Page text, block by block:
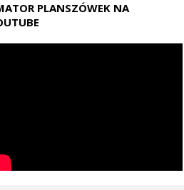
PLANSZÓWEK NA